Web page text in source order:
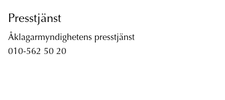
Presstjänst
Åklagarmyndighetens presstjänst
010-562 50 20